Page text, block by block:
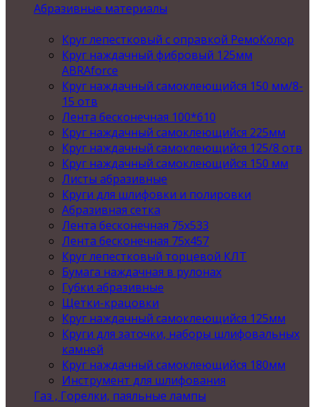
Абразивные материалы
Круг лепестковый с оправкой РемоКолор
Круг наждачный фибровый 125мм
ABRAforce
Круг наждачный самоклеющийся 150 мм/8-
15 отв
Лента бесконечная 100*610
Круг наждачный самоклеющийся 225мм
Круг наждачный самоклеющийся 125/8 отв
Круг наждачный самоклеющийся 150 мм
Листы абразивные
Круги для шлифовки и полировки
Абразивная сетка
Лента бесконечная 75х533
Лента бесконечная 75х457
Круг лепестковый торцевой КЛТ
Бумага наждачная в рулонах
Губки абразивные
Щетки-крацовки
Круг наждачный самоклеющийся 125мм
Круги для заточки, наборы шлифовальных
камней
Круг наждачный самоклеющийся 180мм
Инструмент для шлифования
Газ , Горелки, паяльные лампы